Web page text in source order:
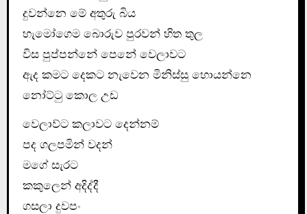
දුවන්නෙ මේ අතුරු බිය
හැමෝගෙම බොරුව පුරවන් හිත තුල
විස පුප්පන්නේ පෙනේ වෙලාවට
ඇද කමට දෙකට නැවෙන මිනිස්සු හොයන්නෙ
නෝට්ටු කොල උඩ
වෙලාව්ට කලාවට දෙන්නම්
පද ගලපමින් වදන්
මගේ සැරට
කකුලෙන් අදිද්දී
ගසලා දුවපං